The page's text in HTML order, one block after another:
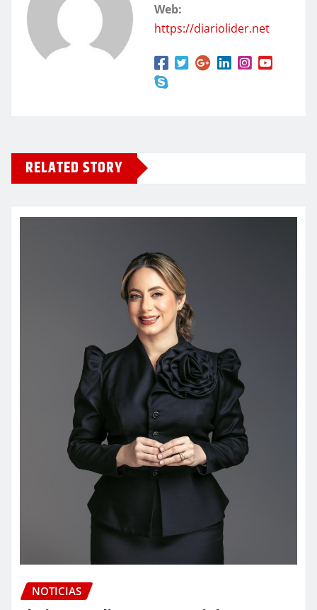
Web:
https://diariolider.net
RELATED STORY
NOTICIAS